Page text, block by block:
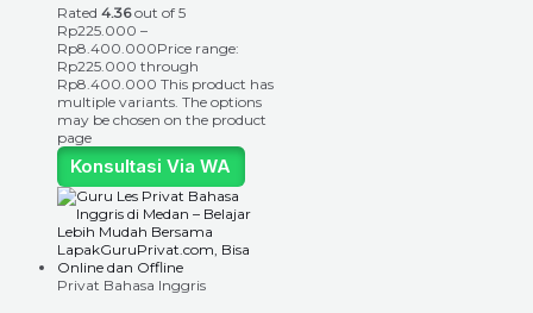
Rated 4.36out of 5
Rp225.000 –
Rp8.400.000Price range:
Rp225.000 through
Rp8.400.000 This product has
multiple variants. The options
may be chosen on the product
page
Konsultasi Via WA
Privat Bahasa Inggris